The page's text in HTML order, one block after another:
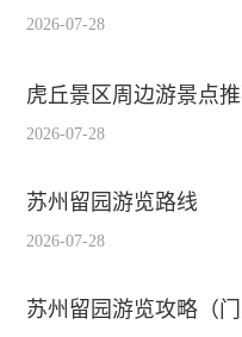
2026-07-28
虎丘景区周边游景点
2026-07-28
苏州留园游览路线
2026-07-28
苏州留园游览攻略（门